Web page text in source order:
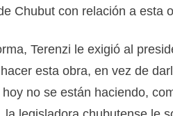
Chubut con relación a esta
Terenzi le exigió al
esta obra, en vez de
no se están haciendo,